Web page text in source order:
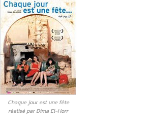
Chaque jour est une fête
réalisé par Dima El-Horr